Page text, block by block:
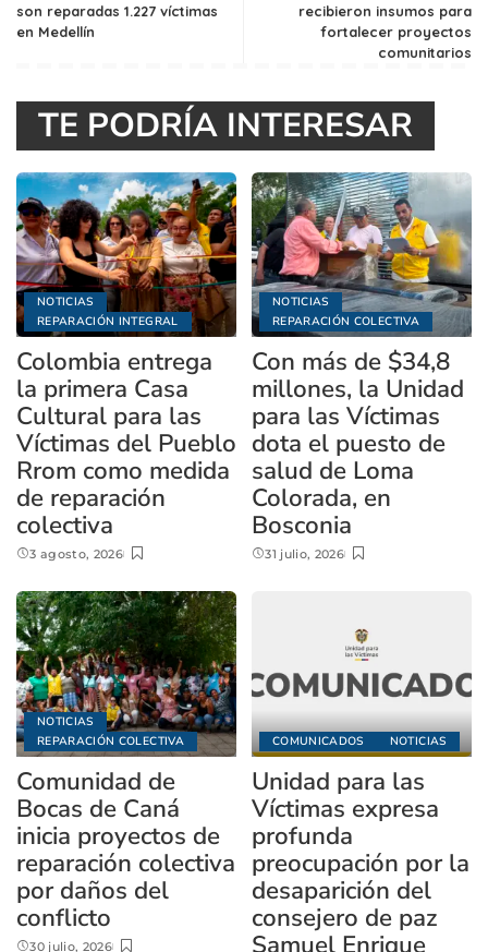
son reparadas 1.227 víctimas
en Medellín
recibieron insumos para
fortalecer proyectos
comunitarios
TE PODRÍA INTERESAR
NOTICIAS
REPARACIÓN INTEGRAL
Colombia entrega
la primera Casa
Cultural para las
Víctimas del Pueblo
Rrom como medida
de reparación
colectiva
3 agosto, 2026
NOTICIAS
REPARACIÓN COLECTIVA
Con más de $34,8
millones, la Unidad
para las Víctimas
dota el puesto de
salud de Loma
Colorada, en
Bosconia
31 julio, 2026
NOTICIAS
REPARACIÓN COLECTIVA
Comunidad de
Bocas de Caná
inicia proyectos de
reparación colectiva
por daños del
conflicto
30 julio, 2026
COMUNICADOS NOTICIAS
Unidad para las
Víctimas expresa
profunda
preocupación por la
desaparición del
consejero de paz
Samuel Enrique